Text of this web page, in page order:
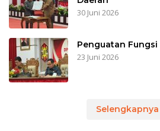
30 Juni 2026
Penguatan
23 Juni 2026
Selengkapnya